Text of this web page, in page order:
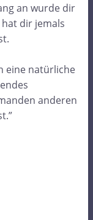
an wurde dir
dir jemals
eine natürliche
anderen